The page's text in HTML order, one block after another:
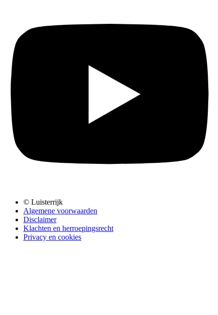
© Luisterrijk
Algemene voorwaarden
Disclaimer
Klachten en herroepingsrecht
Privacy en cookies